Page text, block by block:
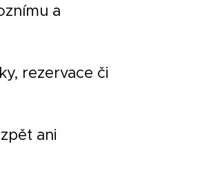
a
rezervace či
ani